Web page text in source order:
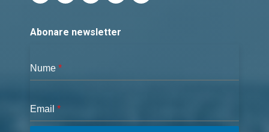
Abonare newsletter
Nume *
Email *